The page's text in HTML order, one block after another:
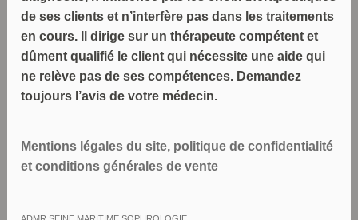
de ses clients et n’interfère pas dans les traitements
en cours. Il dirige sur un thérapeute compétent et
dûment qualifié le client qui nécessite une aide qui
ne relève pas de ses compétences. Demandez
toujours l’avis de votre médecin.
Mentions légales du site, politique de confidentialité
et conditions générales de vente
ADMR SEINE MARITIME SOPHROLOGIE